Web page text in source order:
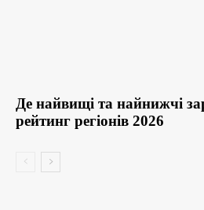
Де найвищі та найнижчі
рейтинг регіонів 2026